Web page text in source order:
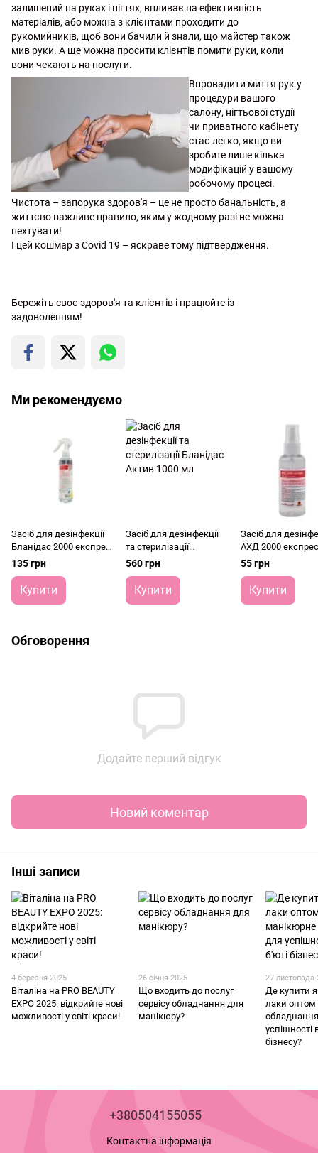
залишений на руках і нігтях, впливає на ефективність
матеріалів, або можна з клієнтами проходити до
рукомийників, щоб вони бачили й знали, що майстер також
мив руки. А ще можна просити клієнтів помити руки, коли
вони чекають на послуги.
Впровадити миття рук у
процедури вашого
салону, нігтьової студії
чи приватного кабінету
стає легко, якщо ви
зробите лише кілька
модифікацій у вашому
робочому процесі.
Чистота – запорука здоров'я – це не просто банальність, а
життєво важливе правило, яким у жодному разі не можна
нехтувати!
І цей кошмар з Covid 19 – яскраве тому підтвердження.
Бережіть своє здоров'я та клієнтів і працюйте із
задоволенням!
Ми рекомендуємо
Засіб для дезінфекції
Бланідас 2000 експрес
250 мл
135 грн
Купити
Засіб для дезінфекції
та стерилізації
Бланідас Актив 1000
560 грн
Купити
Засіб для
АХД 2000
мл
55 грн
Купити
Обговорення
Додайте перший відгук
Новий коментар
Інші записи
4 березня 2025
Віталіна на PRO BEAUTY
EXPO 2025: відкрийте нові
можливості у світі краси!
26 січня 2025
Що входить до послуг
сервісу обладнання для
манікюру?
27 листопада
Де купити
лаки
успішності
бізнесу?
+380504155055
Контактна інформація